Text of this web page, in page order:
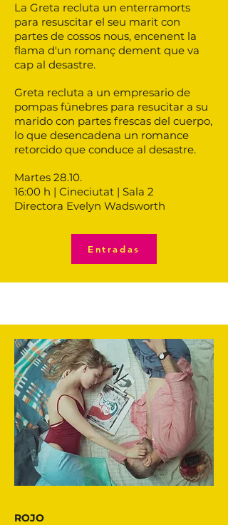
La Greta recluta un enterramorts
para resuscitar el seu marit con
partes de cossos nous, encenent la
flama d'un romanç dement que va
cap al desastre.
Greta recluta a un empresario de
pompas fúnebres para resucitar a su
marido con partes frescas del cuerpo,
lo que desencadena un romance
retorcido que conduce al desastre.
Martes 28.10.
16:00 h | Cineciutat | Sala 2
Directora Evelyn Wadsworth
Entradas
ROJO